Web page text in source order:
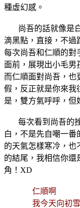
種虛幻感。
尚吾的話就像是白
滴黑點，直接，不過
每次尚吾和仁順的對
面前，展現出小毛男
而仁順面對尚吾，也
假，反正就是你來我
是，雙方氣呼呼，但
每次看到尚吾的挫
白，不是先自嘲一番
的天氣怎樣寒冷，也
的結尾，我相信你還
角！XD
仁順啊
我今天向初雪